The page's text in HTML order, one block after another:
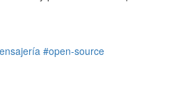
#open-source